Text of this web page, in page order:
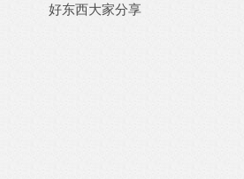
好东西大家分享